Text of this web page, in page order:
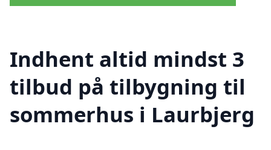
Indhent altid mindst 3
tilbud på tilbygning til
sommerhus i Laurbjerg